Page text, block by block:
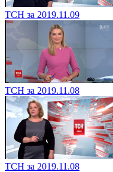
ТСН за 2019.11.09
ТСН за 2019.11.08
ТСН за 2019.11.08